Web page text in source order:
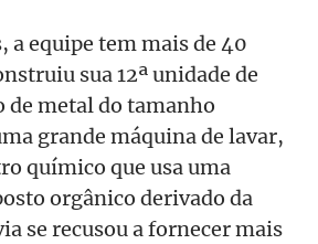
a equipe tem mais de 40
sua 12ª unidade de
de metal do tamanho
grande máquina de lavar,
químico que usa uma
orgânico derivado da
se recusou a fornecer mais